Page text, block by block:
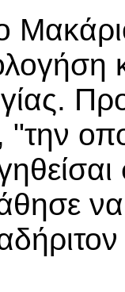
"την